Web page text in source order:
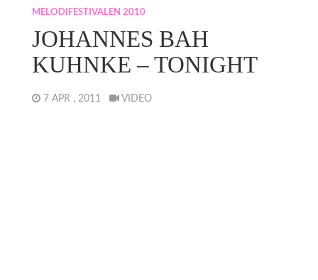
MELODIFESTIVALEN 2010
JOHANNES BAH
KUHNKE – TONIGHT
7 APR , 2011 VIDEO